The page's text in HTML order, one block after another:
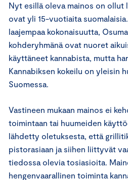
Nyt esillä oleva mainos on ollut
ovat yli 15-vuotiaita
laajempaa kokonaisuutta,
kohderyhmänä ovat nuoret
käyttäneet kannabista, mutta
Kannabiksen kokeilu on yleisin
Suomessa.
Vastineen mukaan mainos ei
toimintaan tai huumeiden
lähdetty oletuksesta, että
pistorasiaan ja siihen liittyvät
tiedossa olevia tosiasioita.
hengenvaarallinen toiminta